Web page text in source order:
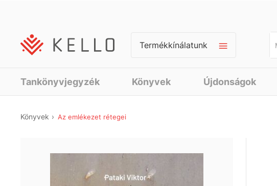
Termékkínálatunk
Tankönyvjegyzék Könyvek Újdonságok
Könyvek Az emlékezet rétegei